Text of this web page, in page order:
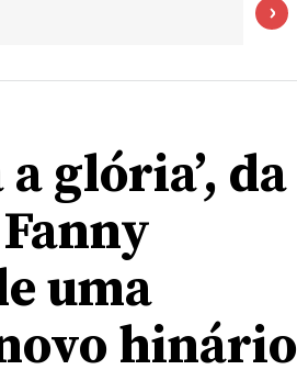
a glória’, da
uma
hinário